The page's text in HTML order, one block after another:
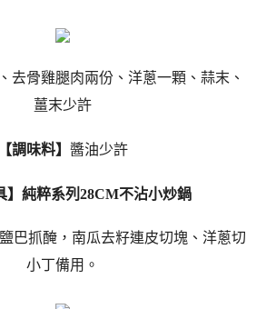
去骨雞腿肉兩份、洋蔥一顆、蒜末、
薑末少許
【調味料】 醬油少許
】純粹系列28CM不沾小炒鍋
巴抓醃，南瓜去籽連皮切塊、洋蔥切
小丁備用。